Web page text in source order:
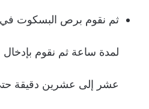
ثم نقوم برص البسكوت في
لمدة ساعة ثم نقوم بإدخال
عشر إلى عشرين دقيقة